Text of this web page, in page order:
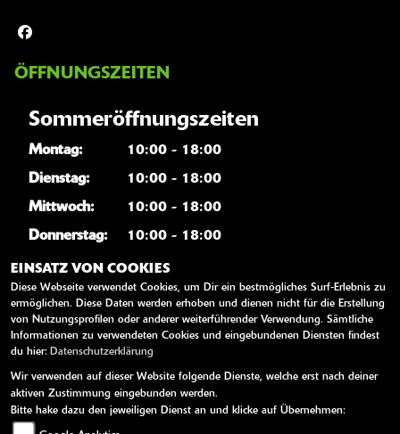
ÖFFNUNGSZEITEN
Sommeröffnungszeiten
Montag:
10:00 - 18:00
Dienstag:
10:00 - 18:00
Mittwoch:
10:00 - 18:00
Donnerstag:
10:00 - 18:00
Freitag:
10:00 - 18:00
Samstag:
10:00 - 13:00
Sonntag:
geschlossen
WEITERE LINKS
Kawasaki News
EINSATZ VON COOKIES
Diese Webseite verwendet Cookies, um Dir ein bestmögliches Surf-Erlebnis zu
ermöglichen. Diese Daten werden erhoben und dienen nicht für die Erstellung
von Nutzungsprofilen oder anderer weiterführender Verwendung. Sämtliche
Informationen zu verwendeten Cookies und eingebundenen Diensten findest
du hier: Datenschutzerklärung
Wir verwenden auf dieser Website folgende Dienste, welche erst nach deiner
aktiven Zustimmung eingebunden werden.
Bitte hake dazu den jeweiligen Dienst an und klicke auf Übernehmen: